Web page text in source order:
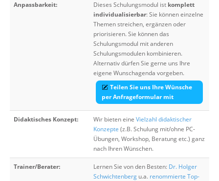
Anpassbarkeit: Dieses Schulungsmodul ist komplett
individualisierbar: Sie können einzelne
Themen streichen, ergänzen oder
priorisieren. Sie können das
Schulungsmodul mit anderen
Schulungsmodulen kombinieren.
Alternativ dürfen Sie gerne uns Ihre
eigene Wunschagenda vorgeben.
Teilen Sie uns Ihre Wünsche
per Anfrageformular mit
Didaktisches Konzept: Wir bieten eine Vielzahl didaktischer
Konzepte (z.B. Schulung mit/ohne PC-
Übungen, Workshop, Beratung etc.) ganz
nach Ihren Wünschen.
Trainer/Berater: Lernen Sie von den Besten: Dr. Holger
Schwichtenberg u.a. renommierte Top-